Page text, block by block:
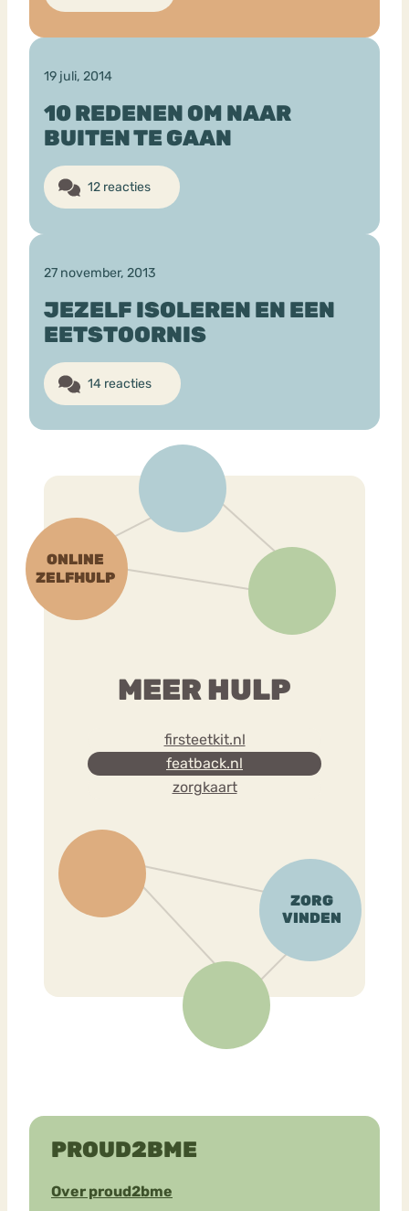
19 juli, 2014
10 REDENEN OM NAAR
BUITEN TE GAAN
12 reacties
27 november, 2013
JEZELF ISOLEREN EN EEN
EETSTOORNIS
14 reacties
MEER HULP
firsteetkit.nl
featback.nl
zorgkaart
PROUD2BME
Over proud2bme